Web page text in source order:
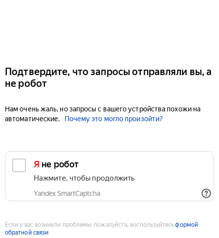
Подтвердите, что запросы отправляли вы, а
не робот
Нам очень жаль, но запросы с вашего устройства похожи на
автоматические.
Почему это могло произойти?
Я не робот
Нажмите, чтобы продолжить
Yandex SmartCaptcha
Если у вас возникли проблемы, пожалуйста, воспользуйтесьформой
обратной связи